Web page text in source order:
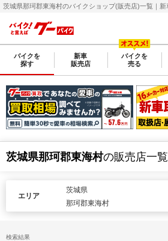
バイクを
探す
新車
販売店
バイクを
売る
茨城県那珂郡東海村の販売店一覧
エリア
茨城県
那珂郡東海村
検索結果